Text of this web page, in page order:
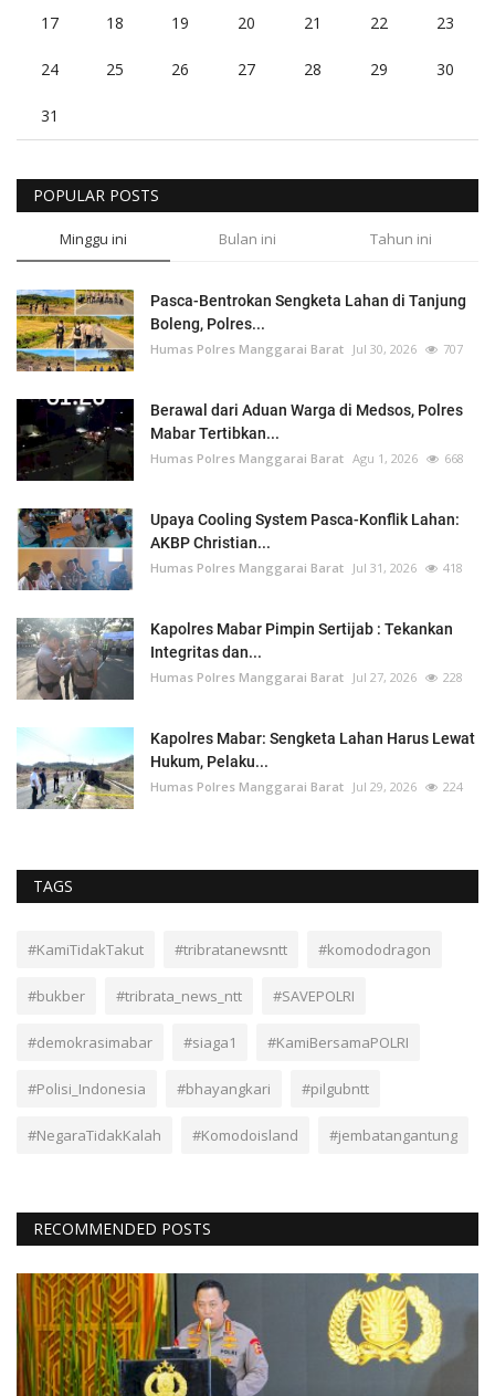
17 18 19 20 21 22 23
24 25 26 27 28 29 30
31
POPULAR POSTS
Minggu ini Bulan ini Tahun ini
Pasca-Bentrokan Sengketa Lahan di Tanjung
Boleng, Polres...
Humas Polres Manggarai Barat Jul 30, 2026 707
Berawal dari Aduan Warga di Medsos, Polres
Mabar Tertibkan...
Humas Polres Manggarai Barat Agu 1, 2026 668
Upaya Cooling System Pasca-Konflik Lahan:
AKBP Christian...
Humas Polres Manggarai Barat Jul 31, 2026 418
Kapolres Mabar Pimpin Sertijab : Tekankan
Integritas dan...
Humas Polres Manggarai Barat Jul 27, 2026 228
Kapolres Mabar: Sengketa Lahan Harus Lewat
Hukum, Pelaku...
Humas Polres Manggarai Barat Jul 29, 2026 224
TAGS
#KamiTidakTakut #tribratanewsntt #komododragon
#bukber #tribrata_news_ntt #SAVEPOLRI
#demokrasimabar #siaga1 #KamiBersamaPOLRI
#Polisi_Indonesia #bhayangkari #pilgubntt
#NegaraTidakKalah #Komodoisland #jembatangantung
RECOMMENDED POSTS